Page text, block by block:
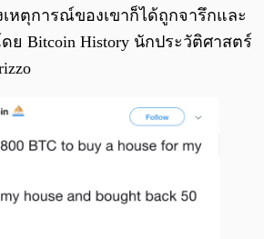
หตุการณ์ของเขาก็ได้ถูกจารึกและ
ย Bitcoin History นักประวัติศาสตร์